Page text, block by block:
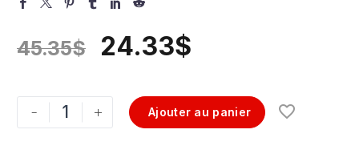
45.35$ 24.33$
- + Ajouter au panier